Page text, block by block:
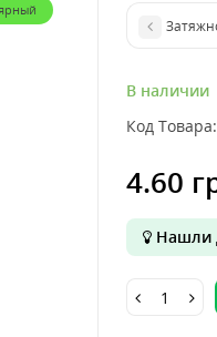
В наличии
Код Товара:
4.60
Нашли